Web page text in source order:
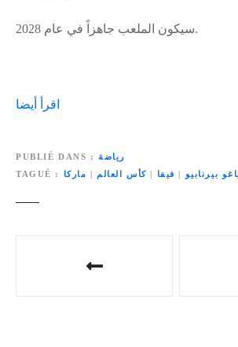
سيكون الملعب جاهزاً في عام 2028.
اقرأ أيضا
PUBLIÉ DANS
رياضة
TAGUÉ
بيرنابيو | فيفا | كأس العالم | ماركا